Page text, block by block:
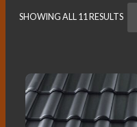
SHOWING ALL 11 RESULTS